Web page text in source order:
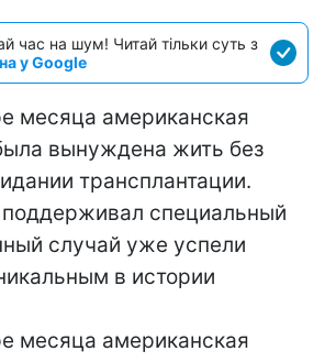
час на шум! Читай тільки суть з
у Google
месяца американская
вынуждена жить без
трансплантации.
специальный
случай уже успели
в истории
месяца американская